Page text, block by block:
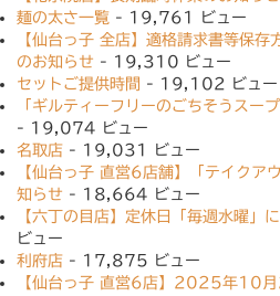
麺の太さ一覧 - 19,761 ビュー
【仙台っ子 全店】適格請求書等保存
のお知らせ - 19,310 ビュー
セットご提供時間 - 19,102 ビュー
「ギルティーフリーのごちそうスー
- 19,074 ビュー
名取店 - 19,031 ビュー
【仙台っ子 直営6店舗】「テイクア
知らせ - 18,664 ビュー
【六丁の目店】定休日「毎週水曜」
ビュー
利府店 - 17,875 ビュー
【仙台っ子 直営6店】2025年10月